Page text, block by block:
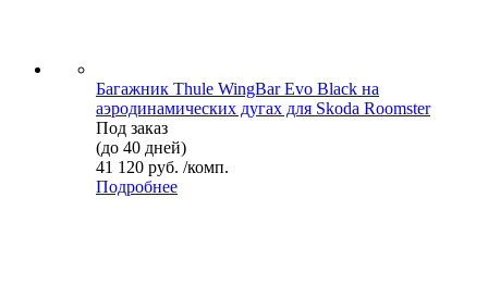
Багажник Thule WingBar Evo Black на
аэродинамических дугах для Skoda Roomster
Под заказ
(до 40 дней)
41 120 руб. /комп.
Подробнее